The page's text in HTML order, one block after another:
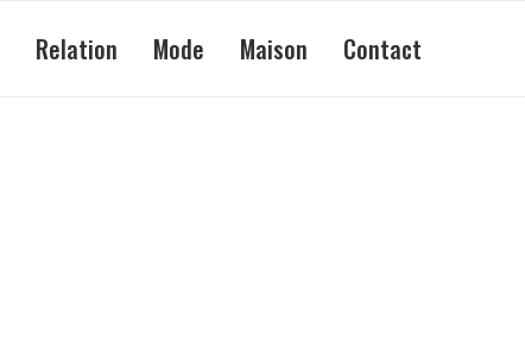
Relation Mode Maison Contact